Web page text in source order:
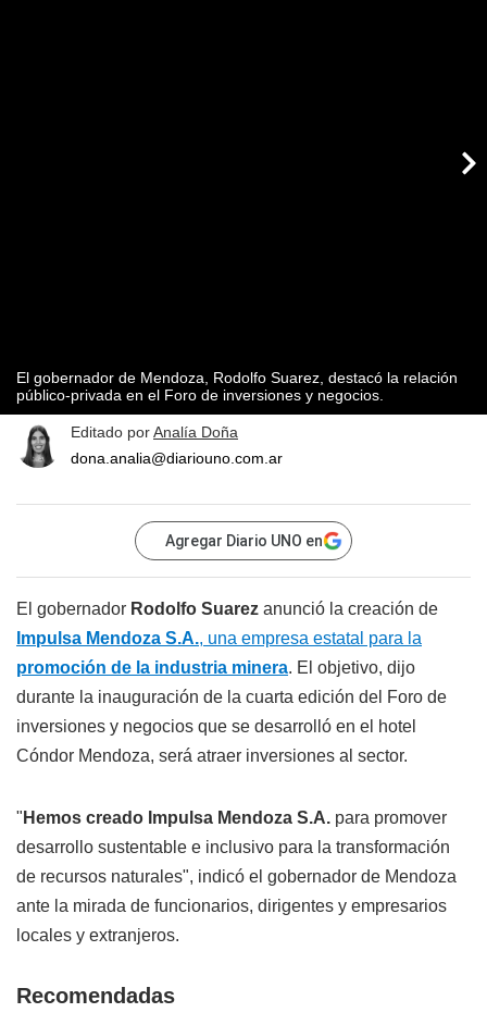
El gobernador de Mendoza, Rodolfo Suarez, destacó la relación
público-privada en el Foro de inversiones y negocios.
Editado porAnalía Doña
dona.analia@diariouno.com.ar
Agregar Diario UNO en
El gobernador Rodolfo Suarez anunció la creación de
Impulsa Mendoza S.A., una empresa estatal para la
promoción de la industria minera. El objetivo, dijo
durante la inauguración de la cuarta edición del Foro de
inversiones y negocios que se desarrolló en el hotel
Cóndor Mendoza, será atraer inversiones al sector.
" Hemos creado Impulsa Mendoza S.A. para promover
desarrollo sustentable e inclusivo para la transformación
de recursos naturales", indicó el gobernador de Mendoza
ante la mirada de funcionarios, dirigentes y empresarios
locales y extranjeros.
Recomendadas